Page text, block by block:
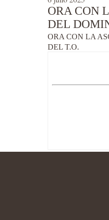
ORA CON
DEL
ORA CON LA
DEL T.O.